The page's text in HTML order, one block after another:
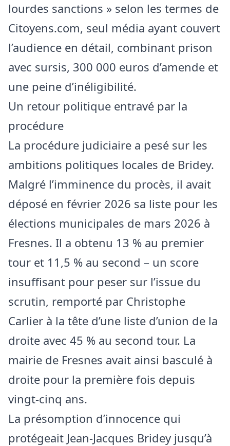
lourdes sanctions » selon les termes de
Citoyens.com, seul média ayant couvert
l’audience en détail, combinant prison
avec sursis, 300 000 euros d’amende et
une peine d’inéligibilité.
Un retour politique entravé par la
procédure
La procédure judiciaire a pesé sur les
ambitions politiques locales de Bridey.
Malgré l’imminence du procès, il avait
déposé en février 2026 sa liste pour les
élections municipales de mars 2026 à
Fresnes. Il a obtenu 13 % au premier
tour et 11,5 % au second – un score
insuffisant pour peser sur l’issue du
scrutin, remporté par Christophe
Carlier à la tête d’une liste d’union de la
droite avec 45 % au second tour. La
mairie de Fresnes avait ainsi basculé à
droite pour la première fois depuis
vingt-cinq ans.
La présomption d’innocence qui
protégeait Jean-Jacques Bridey jusqu’à